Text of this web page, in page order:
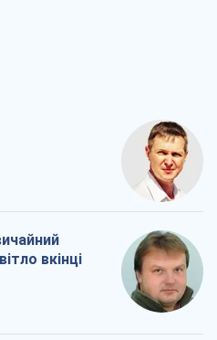
вкінці